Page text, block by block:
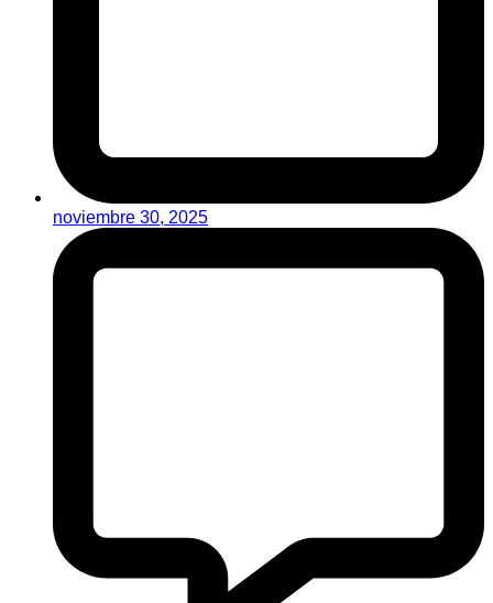
noviembre 30, 2025